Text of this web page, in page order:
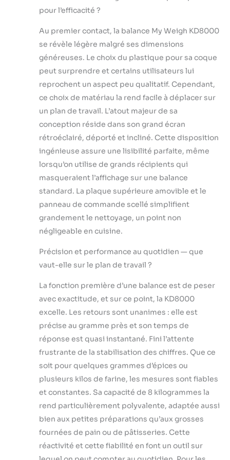
automatique
forme en acier
inoxydable ainsi
qu’un couvercle
secondaire
transparent.
pour l’efficacité ?
Au premier contact, la balance My Weigh KD8000
se révèle légère malgré ses dimensions
généreuses. Le choix du plastique pour sa coque
peut surprendre et certains utilisateurs lui
reprochent un aspect peu qualitatif. Cependant,
ce choix de matériau la rend facile à déplacer sur
un plan de travail. L’atout majeur de sa
conception réside dans son grand écran
rétroéclairé, déporté et incliné. Cette disposition
ingénieuse assure une lisibilité parfaite, même
lorsqu’on utilise de grands récipients qui
masqueraient l’affichage sur une balance
standard. La plaque supérieure amovible et le
panneau de commande scellé simplifient
grandement le nettoyage, un point non
négligeable en cuisine.
Précision et performance au quotidien — que
vaut-elle sur le plan de travail ?
La fonction première d’une balance est de peser
avec exactitude, et sur ce point, la KD8000
excelle. Les retours sont unanimes : elle est
précise au gramme près et son temps de
réponse est quasi instantané. Fini l’attente
frustrante de la stabilisation des chiffres. Que ce
soit pour quelques grammes d’épices ou
plusieurs kilos de farine, les mesures sont fiables
et constantes. Sa capacité de 8 kilogrammes la
rend particulièrement polyvalente, adaptée aussi
bien aux petites préparations qu’aux grosses
fournées de pain ou de pâtisseries. Cette
réactivité et cette fiabilité en font un outil sur